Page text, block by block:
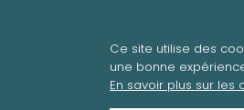
Ce site utilise des
une bonne
En savoir plus sur les